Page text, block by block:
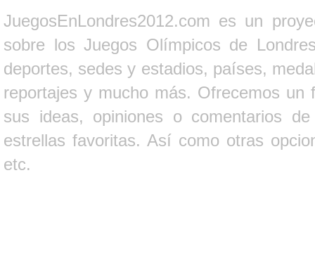
JuegosEnLondres2012.com es un
sobre los Juegos Olímpicos de
deportes, sedes y estadios, países,
reportajes y mucho más. Ofrecemos un
sus ideas, opiniones o comentarios
estrellas favoritas. Así como otras
etc.